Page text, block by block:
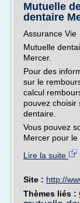
Mutuelle
dentaire
Assurance Vie
Mutuelle
Mercer.
Pour des
sur le
calcul
pouvez choisir
dentaire.
Vous pouvez
Mercer pour le
Lire la suite
Site : http://
Thèmes liés :